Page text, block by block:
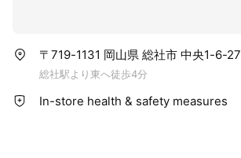
〒719-1131 岡山県 総社市 中央1-6-27
総社駅より東へ徒歩4分
In-store health & safety measures